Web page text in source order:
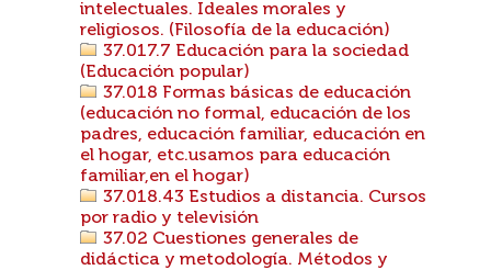
intelectuales. Ideales morales y
religiosos. (Filosofía de la educación)
37.017.7 Educación para la sociedad
(Educación popular)
37.018 Formas básicas de educación
(educación no formal, educación de los
padres, educación familiar, educación en
el hogar, etc.usamos para educación
familiar,en el hogar)
37.018.43 Estudios a distancia. Cursos
por radio y televisión
37.02 Cuestiones generales de
didáctica y metodología. Métodos y